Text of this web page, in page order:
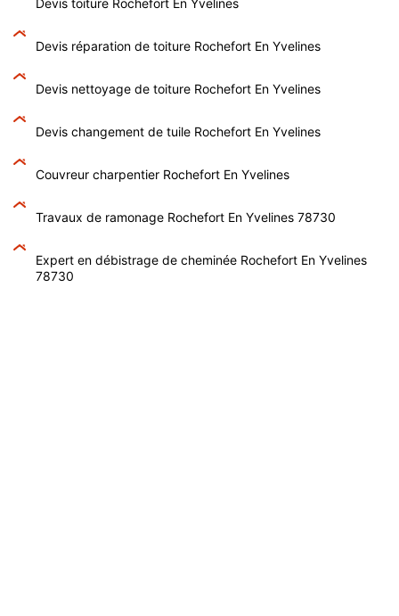
Devis toiture Rochefort En Yvelines
Devis réparation de toiture Rochefort En Yvelines
Devis nettoyage de toiture Rochefort En Yvelines
Devis changement de tuile Rochefort En Yvelines
Couvreur charpentier Rochefort En Yvelines
Travaux de ramonage Rochefort En Yvelines 78730
Expert en débistrage de cheminée Rochefort En Yvelines
78730